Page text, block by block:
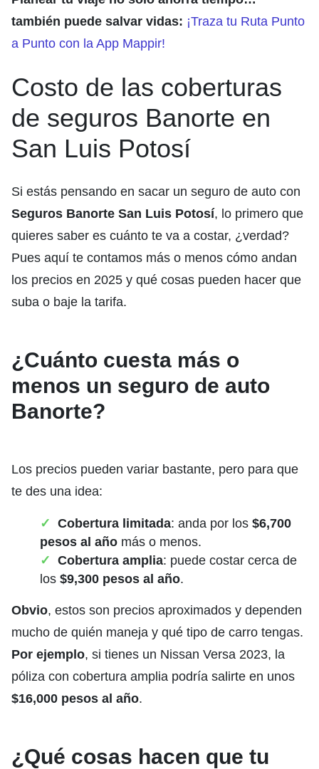
también puede salvar vidas: ¡Traza tu Ruta Punto
a Punto con la App Mappir!
Costo de las coberturas
de seguros Banorte en
San Luis Potosí
Si estás pensando en sacar un seguro de auto con
Seguros Banorte San Luis Potosí, lo primero que
quieres saber es cuánto te va a costar, ¿verdad?
Pues aquí te contamos más o menos cómo andan
los precios en 2025 y qué cosas pueden hacer que
suba o baje la tarifa.
¿Cuánto cuesta más o
menos un seguro de auto
Banorte?
Los precios pueden variar bastante, pero para que
te des una idea:
Cobertura limitada: anda por los $6,700
pesos al año más o menos.
Cobertura amplia: puede costar cerca de
los $9,300 pesos al año.
Obvio, estos son precios aproximados y dependen
mucho de quién maneja y qué tipo de carro tengas.
Por ejemplo, si tienes un Nissan Versa 2023, la
póliza con cobertura amplia podría salirte en unos
$16,000 pesos al año.
¿Qué cosas hacen que tu